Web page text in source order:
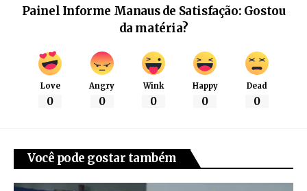
Painel Informe Manaus de Satisfação: Gostou
da matéria?
Love
0
Angry
0
Wink
0
Happy
0
Dead
0
Você pode gostar também